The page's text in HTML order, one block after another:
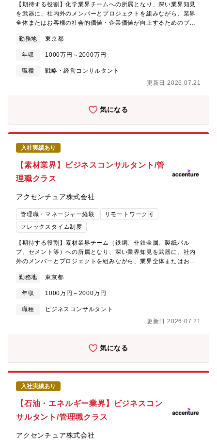
【Accentureの強み】■インターネット業界の新規ビジネスや新サ
ービス創出のプロジェクトに携わっているコンサルタント数は、
業界最大級。■どの企業よりもインターネット業界の知見をもち、
施していることにより先行優位を築いていることで業界で圧倒的
なポジションを構築。■GAFAやBATなどグローバルなインターネ
用（海外オフィスとの連携）により、グローバルスケールの変革
を実現することが可能。■デジタルやテクノロジー、BPOなどの実
弁会社設立などの形態を取ることもあり）■多くのアライアンス
（マイクロソフトとの合弁会社運営、SAP社との次世代ERP共同
開発など）、グローバルのイノベーションセンターなどにより、
テクノロジー自体に強みがある。【おすすめポイント】インター
ネット業界のリーディングカンパニーの多くを支援しており、お
客様の一員となって新規事業を作っていくことができます。自分
が実行したことがすぐに世の中にローンチされ、目に見えて成果
が実感できることが魅力です。関わったプロジェクトが世の中に
出てくることを体感できます。
【期待する役割】化学業界チームへの所属となり、深い業界知見
を武器に、社内外のメンバーとプロジェクトを組みながら、業界
全体またはお客様の社会的価値・企業価値が向上するためのプラ
テーマを切り口として、化学業界のお客様の企業変革と企業価値
向上を全面的に支援しています。■経営戦略（ビジョン/ポートフ
ォリオ戦略・グローバル戦略・M&A/PMI・HR戦略等）の構想か
ら実行まで■事業革新（ビジネスモデル改革・イノベーション・サ
メーション（業務改革・競争力強化・ビジネスモデル改革等）の
戦略から実行まで■業界横断連携や業界破壊（業界再編・循環経済
化等）に向けた産業革新の戦略から実行まで【プロジェクト事
例】■中期/長期経営計画、グローバル戦略（グローバルSCM、組
織統合）■全社デジタルトランスフォーメーション（SCM・マー
ケ・R&D・生産・経営のデジタル化）■データドリブンの利益改
善/コスト削減■BPR/BPOによる抜本的な本社業務効率化■デジタ
ル技術を活用したビジネスモデル革新■基幹システム刷新・データ
プラットフォームの構築■サーキュラーエコノミープラットフォー
ムの構築【ポジションの魅力】■国内唯一の化学業界専門コンサル
DX（R＆D・SCM・マーケ）の実現など、様々なサービスで支援
を行うため、幅広い経験を積むことができ、市場価値が高まりま
す。 ■クロスボーダー案件も多く、英語が得意な方は語学力を活
かすことができます。
勤務地 東京都
年収 1000万円～2000万円
職種
戦略・経営コンサルタント
更新日 2026.07.21
気になる
入社実績あり
【素材業界】ビジネスコンサルタント/管
理職クラス
アクセンチュア株式会社
管理職・マネージャー経験
リモートワーク可
フレックスタイム制度
【期待する役割】素材業界チーム（鉄鋼、非鉄金属、製紙パル
プ、セメント等）への所属となり、深い業界知見を武器に、社内
外のメンバーとプロジェクトを組みながら、業界全体またはお客
実行をリードします。【業務詳細】下記のようなテーマに携わ
り、業界全体、お客様の変革を全面的に支援しています。■素材
（鉄鋼、非鉄金属、製紙パルプ、セメント等）業界の産業別成長
戦略■素材業界におけるグローバル戦略（市場開拓・グローバル
実行まで■素材業界におけるデジタル・トランスフォーメーション
や業界破壊（ディスラプション）に向けた戦略から実行まで【プ
ロジェクト事例】■企業価値向上・新規事業立ち上げ・企業価値向
上に向けた施策化、PDCA運営・新たな柱となる新規事業の立ち
上げ支援■デジタル営業＆マーケティング・顧客リサーチを高める
顧客エクスペリエンス向上・プライシング・ガバナンス・営業超
効率化（ハイパーセールスオートメーション）■サステナビリテ
ィ・カーボンニュートラルの実現に向けたCO2マネジメントシス
テムの導入・グリーン鋼材へのシフト■タレントマネジメント・デ
ータを起点としたタレント管理（タレマネデータ利活用）・人財
ーションモデルの設計・AIを活用したサプライチェーンの高度
勤務地 東京都
年収 1000万円～2000万円
職種
ビジネスコンサルタント
更新日 2026.07.21
気になる
入社実績あり
【石油・エネルギー業界】ビジネスコン
サルタント/管理職クラス
アクセンチュア株式会社